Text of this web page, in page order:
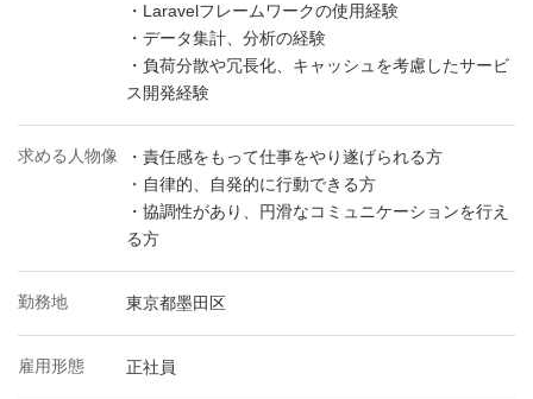
・Laravelフレームワークの使用経験
・データ集計、分析の経験
・負荷分散や冗長化、キャッシュを考慮したサービ
ス開発経験
求める人物像
・責任感をもって仕事をやり遂げられる方
・自律的、自発的に行動できる方
・協調性があり、円滑なコミュニケーションを行え
る方
勤務地 東京都墨田区
雇用形態 正社員